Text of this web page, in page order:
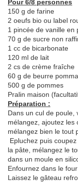
Pour 6/8 personnes
150 g de farine
2 oeufs bio ou label
1 pincée de vanille en
70 g de sucre non
1 cc de bicarbonate
120 ml de lait
2 cs de crème fraîche
60 g de beurre
500 g de pommes
Pralin maison
Préparation :
Dans un cul de poule,
mélangez, ajoutez les
mélangez bien le tout
Epluchez puis
la pâte, mélangez le
dans un moule en
Enfournez dans le
Laissez le gâteau